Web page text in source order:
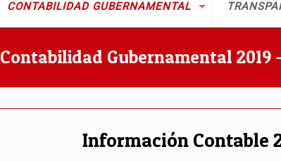
CONTABILIDAD GUBERNAMENTAL
Contabilidad Gubernamental 2019
Información Contable